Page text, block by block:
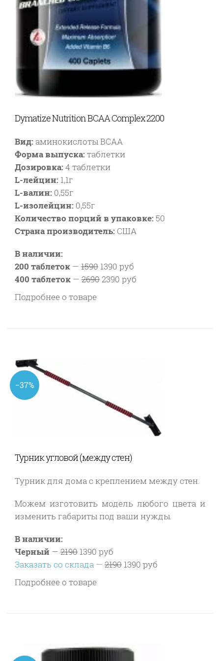
Dymatize Nutrition BCAA Complex 2200
Вид: аминокислоты BCAA
Форма выпуска:таблетки
Дозировка:4 таблетки
L-лейцин: 1,1г
L-валин: 0,55г
L-изолейцин: 0,55г
Количество порций в упаковке: 50
Страна производитель: США
В наличии:
200 таблеток — 1590 1390 руб
400 таблеток — 26902390 руб
Подробнее о товаре
−37%
Турник угловой (между стен)
Турник для дома с креплением между стен.
Можем изготовить модель любого цвета и
изменить габариты под ваши нужды.
В наличии:
Черный — 2190 1390 руб
Заказать со склада — 2190 1390 руб
Подробнее о товаре